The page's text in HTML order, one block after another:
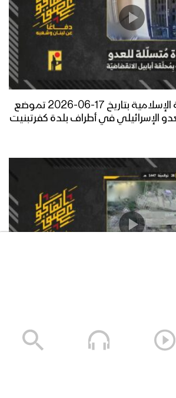
استهداف المقاومة الإسلامية بتاريخ 17-06-2026 تموضع
الإسرائيلي في أطراف بلدة كفرتبنيت